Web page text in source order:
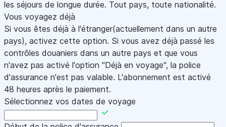
les séjours de longue durée. Tout pays, toute nationalité.
Vous voyagez déjà
Si vous êtes déjà à l'étranger(actuellement dans un autre
pays), activez cette option. Si vous avez déjà passé les
contrôles douaniers dans un autre pays et que vous
n'avez pas activé l'option "Déjà en voyage", la police
d'assurance n'est pas valable. L'abonnement est activé
48 heures après le paiement.
Sélectionnez vos dates de voyage